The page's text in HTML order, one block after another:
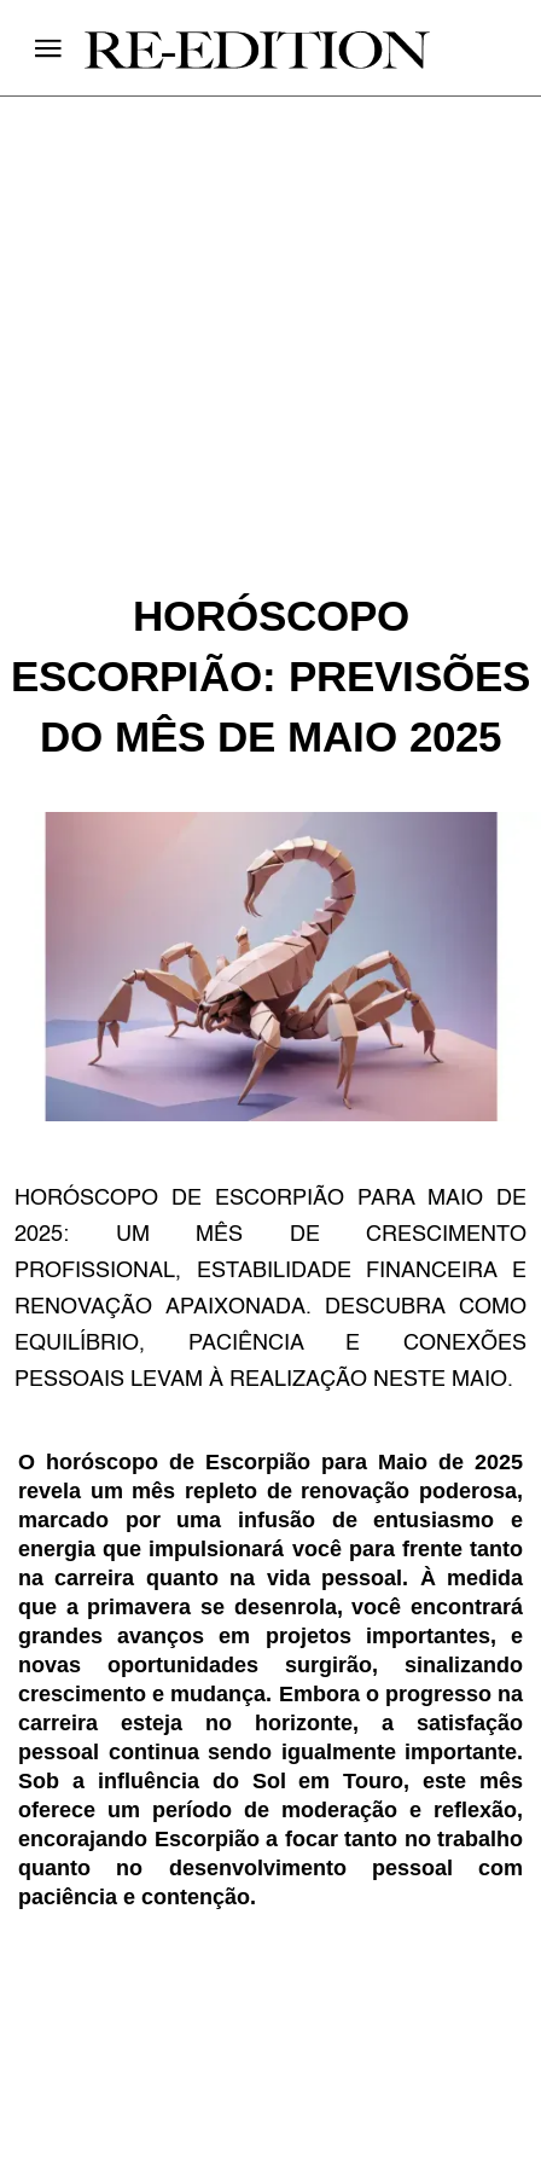
HORÓSCOPO
ESCORPIÃO: PREVISÕES
DO MÊS DE MAIO 2025
HORÓSCOPO DE ESCORPIÃO PARA MAIO DE
2025: UM MÊS DE CRESCIMENTO
PROFISSIONAL, ESTABILIDADE FINANCEIRA E
RENOVAÇÃO APAIXONADA. DESCUBRA COMO
EQUILÍBRIO, PACIÊNCIA E CONEXÕES
PESSOAIS LEVAM À REALIZAÇÃO NESTE MAIO.
O horóscopo de Escorpião para Maio de 2025
revela um mês repleto de renovação poderosa,
marcado por uma infusão de entusiasmo e
energia que impulsionará você para frente tanto
na carreira quanto na vida pessoal. À medida
que a primavera se desenrola, você encontrará
grandes avanços em projetos importantes, e
novas oportunidades surgirão, sinalizando
crescimento e mudança. Embora o progresso na
carreira esteja no horizonte, a satisfação
pessoal continua sendo igualmente importante.
Sob a influência do Sol em Touro, este mês
oferece um período de moderação e reflexão,
encorajando Escorpião a focar tanto no trabalho
quanto no desenvolvimento pessoal com
paciência e contenção.